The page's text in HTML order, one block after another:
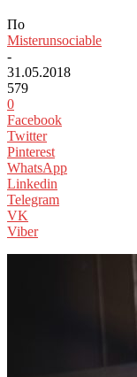
По
Misterunsociable
-
31.05.2018
579
0
Facebook
Twitter
Pinterest
WhatsApp
Linkedin
Telegram
VK
Viber